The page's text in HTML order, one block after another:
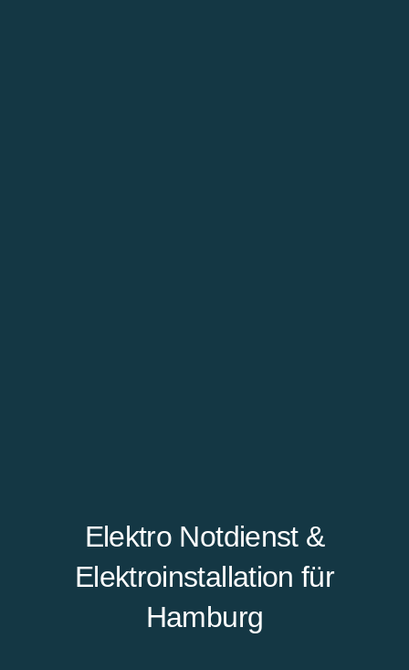
Elektro Notdienst &
Elektroinstallation für
Hamburg